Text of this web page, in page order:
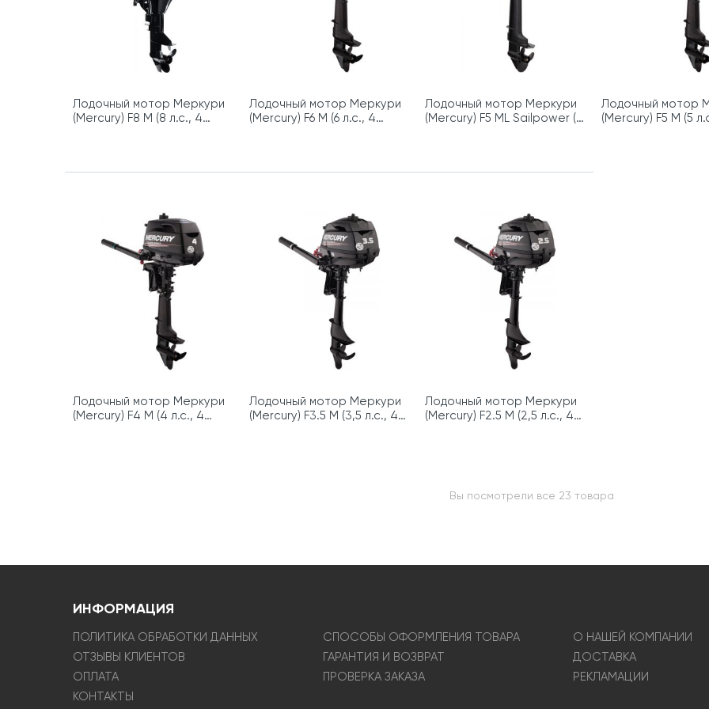
Лодочный мотор Меркури
(Mercury) F8 M (8 л.с., 4
Лодочный мотор Меркури
(Mercury) F6 M (6 л.с., 4
Лодочный мотор Меркури
(Mercury) F5 ML Sailpower (5
Лодочный мотор
(Mercury) F5 M (5
Лодочный мотор Меркури
(Mercury) F4 M (4 л.с., 4
Лодочный мотор Меркури
(Mercury) F3.5 M (3,5 л.с., 4
Лодочный мотор Меркури
(Mercury) F2.5 M (2,5 л.с., 4
Вы посмотрели все 23 товара
ИНФОРМАЦИЯ
ПОЛИТИКА ОБРАБОТКИ ДАННЫХ СПОСОБЫ ОФОРМЛЕНИЯ ТОВАРА
О НАШЕЙ КОМПАНИИ
ОТЗЫВЫ КЛИЕНТОВ
ГАРАНТИЯ И ВОЗВРАТ
ДОСТАВКА
ОПЛАТА
ПРОВЕРКА ЗАКАЗА
РЕКЛАМАЦИИ
КОНТАКТЫ